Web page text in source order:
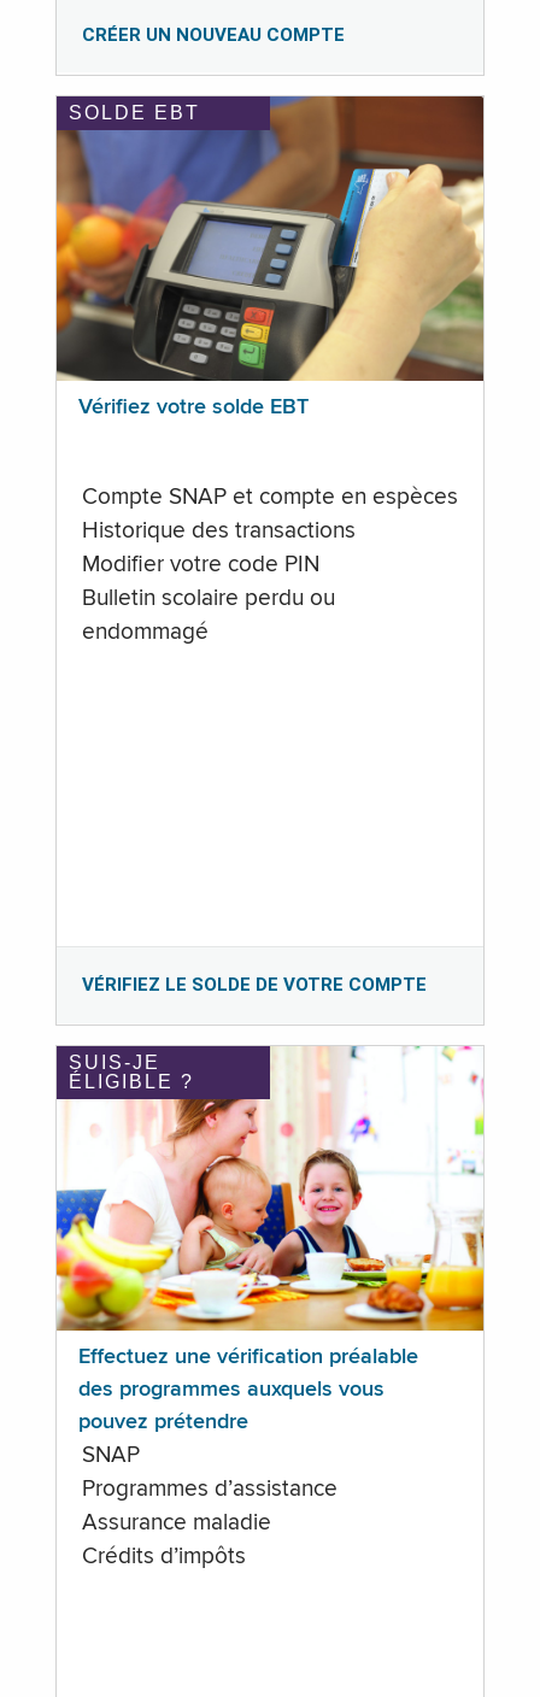
CRÉER UN NOUVEAU COMPTE
SOLDE EBT
Vérifiez votre solde EBT
Compte SNAP et compte en espèces
Historique des transactions
Modifier votre code PIN
Bulletin scolaire perdu ou
endommagé
VÉRIFIEZ LE SOLDE DE VOTRE COMPTE
SUIS-JE
ÉLIGIBLE ?
Effectuez une vérification préalable
des programmes auxquels vous
pouvez prétendre
SNAP
Programmes d’assistance
Assurance maladie
Crédits d’impôts